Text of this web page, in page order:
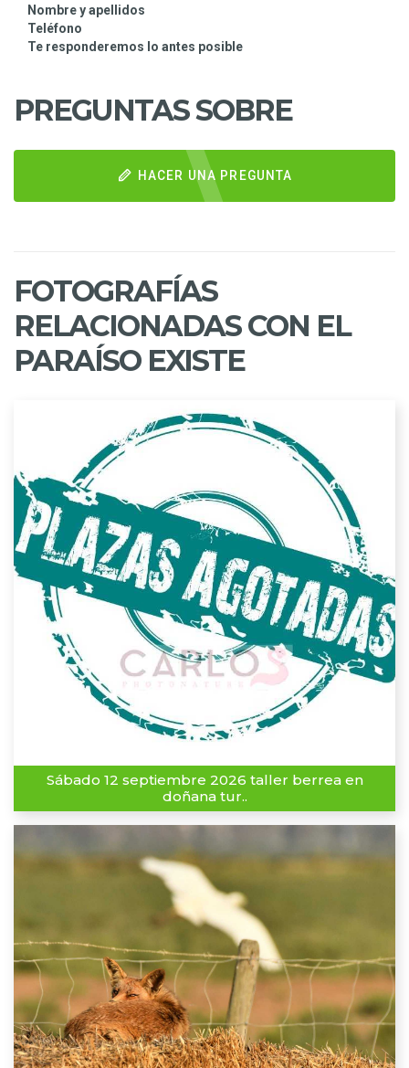
Nombre y apellidos
Teléfono
Te responderemos lo antes posible
PREGUNTAS SOBRE
HACER UNA PREGUNTA
FOTOGRAFÍAS
RELACIONADAS CON EL
PARAÍSO EXISTE
Sábado 12 septiembre 2026 taller berrea en
doñana tur..